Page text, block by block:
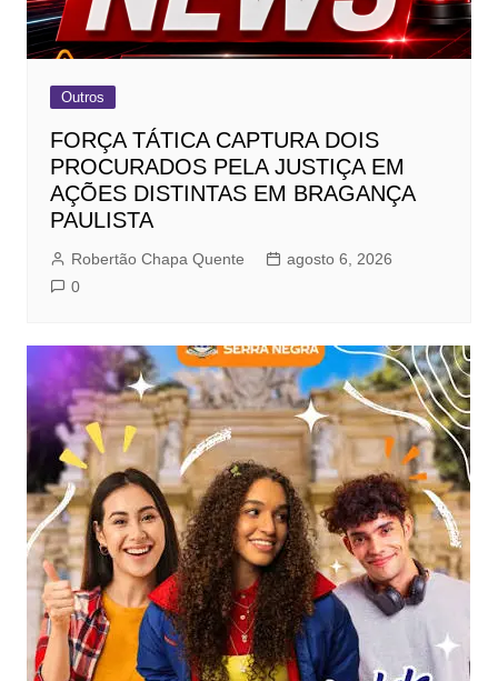
Outros
FORÇA TÁTICA CAPTURA DOIS
PROCURADOS PELA JUSTIÇA EM
AÇÕES DISTINTAS EM BRAGANÇA
PAULISTA
Robertão Chapa Quente
agosto 6, 2026
0